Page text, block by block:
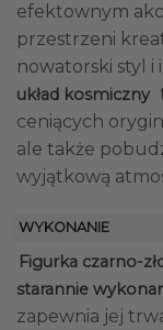
efektownym
przestrzeni
nowatorski styl i
układ kosmiczny
ceniących
ale także
wyjątkową
WYKONANIE
Figurka czarno-
starannie
zapewnia jej